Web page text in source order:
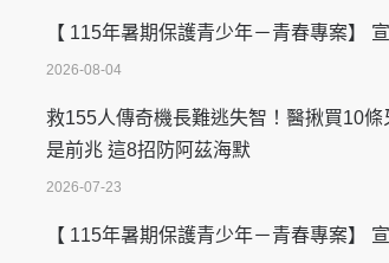
【 115年暑期保護青少年－青春專案】
2026-08-04
救155人傳奇機長難逃失智！醫揪買10條
是前兆 這8招防阿茲海默
2026-07-23
【 115年暑期保護青少年－青春專案】